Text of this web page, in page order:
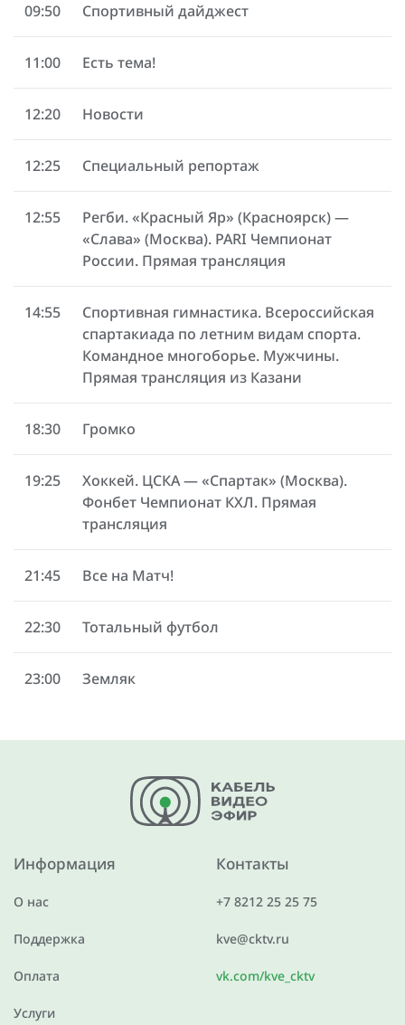
09:50 Спортивный дайджест
11:00 Есть тема!
12:20 Новости
12:25 Специальный репортаж
12:55
Регби. «Красный Яр» (Красноярск) —
«Слава» (Москва). PARI Чемпионат
России. Прямая трансляция
14:55
Спортивная гимнастика. Всероссийская
спартакиада по летним видам спорта.
Командное многоборье. Мужчины.
Прямая трансляция из Казани
18:30 Громко
19:25
Хоккей. ЦСКА — «Спартак» (Москва).
Фонбет Чемпионат КХЛ. Прямая
трансляция
21:45 Все на Матч!
22:30 Тотальный футбол
23:00 Земляк
Информация
О нас
Поддержка
Оплата
Услуги
Контакты
+7 8212 25 25 75
kve@cktv.ru
vk.com/kve_cktv